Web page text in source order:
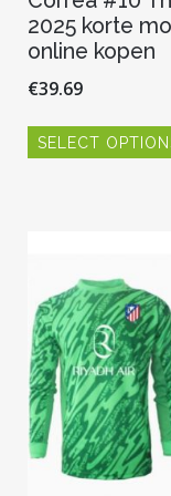
2025 korte
online kopen
€39.69
SELECT